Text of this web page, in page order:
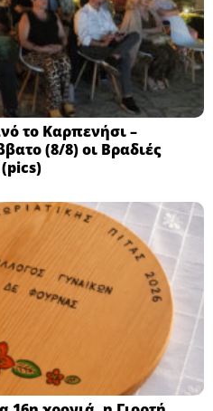
το Καρπενήσι –
(8/8) οι Βραδιές